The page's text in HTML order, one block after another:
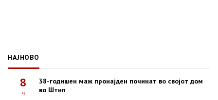
НАЈНОВО
8
ч
38-годишен маж пронајден починат во својот дом
во Штип